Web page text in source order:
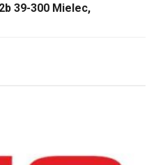
39-300 Mielec,